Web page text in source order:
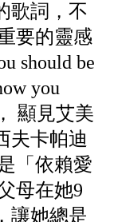
歌詞，不
要的靈感
should be
you
顯見艾美
夫卡帕迪
「依賴愛
母在她9
讓她總是